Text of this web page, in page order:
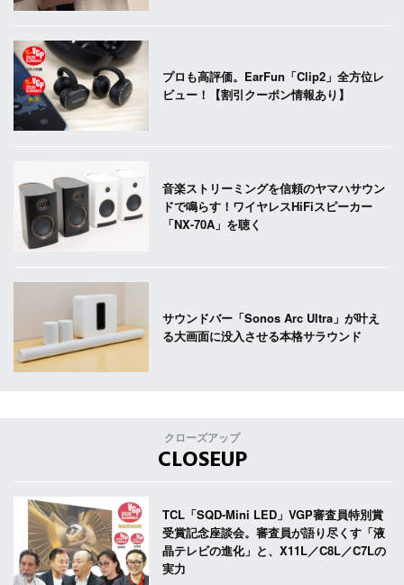
プロも高評価。EarFun「Clip2」全方位レ
ビュー！【割引クーポン情報あり】
音楽ストリーミングを信頼のヤマハサウン
ドで鳴らす！ワイヤレスHiFiスピーカー
「NX-70A」を聴く
サウンドバー「Sonos Arc Ultra」が叶え
る大画面に没入させる本格サラウンド
クローズアップ
CLOSEUP
TCL「SQD-Mini LED」VGP審査員特別賞
受賞記念座談会。審査員が語り尽くす「液
晶テレビの進化」と、X11L／C8L／C7Lの
実力